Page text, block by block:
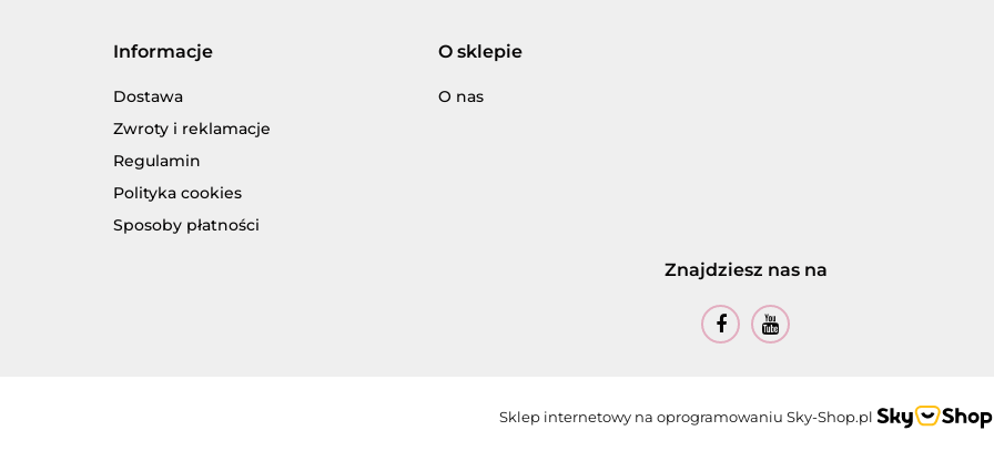
Informacje
Dostawa
Zwroty i reklamacje
Regulamin
Polityka cookies
Sposoby płatności
O sklepie
O nas
Znajdziesz nas na
Sklep internetowy na oprogramowaniu Sky-Shop.pl